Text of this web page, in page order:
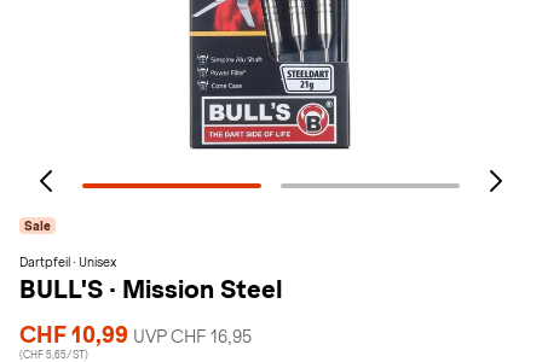
Sale
Dartpfeil · Unisex
BULL'S · Mission Steel
CHF 10,99 UVP CHF 16,95
(CHF 5,65/ST)